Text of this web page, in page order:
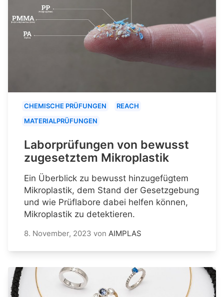
CHEMISCHE PRÜFUNGEN
REACH
MATERIALPRÜFUNGEN
Laborprüfungen von bewusst
zugesetztem Mikroplastik
Ein Überblick zu bewusst hinzugefügtem
Mikroplastik, dem Stand der Gesetzgebung
und wie Prüflabore dabei helfen können,
Mikroplastik zu detektieren.
8. November, 2023 von AIMPLAS